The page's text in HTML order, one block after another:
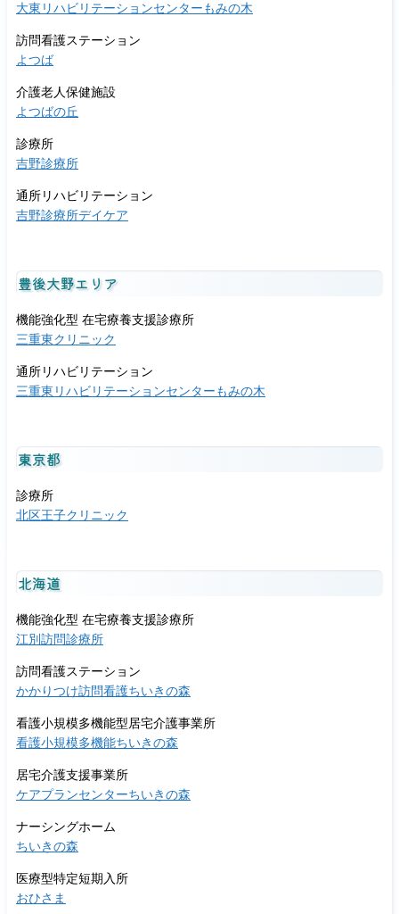
大東リハビリテーションセンターもみの木
訪問看護ステーション
よつば
介護老人保健施設
よつばの丘
診療所
吉野診療所
通所リハビリテーション
吉野診療所デイケア
豊後大野エリア
機能強化型 在宅療養支援診療所
三重東クリニック
通所リハビリテーション
三重東リハビリテーションセンターもみの木
東京都
診療所
北区王子クリニック
北海道
機能強化型 在宅療養支援診療所
江別訪問診療所
訪問看護ステーション
かかりつけ訪問看護ちいきの森
看護小規模多機能型居宅介護事業所
看護小規模多機能ちいきの森
居宅介護支援事業所
ケアプランセンターちいきの森
ナーシングホーム
ちいきの森
医療型特定短期入所
おひさま